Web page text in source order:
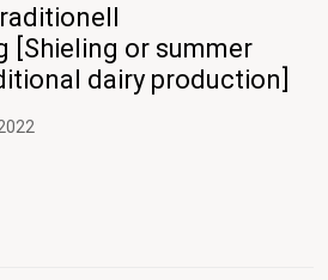
[Shieling or summer
dairy production]